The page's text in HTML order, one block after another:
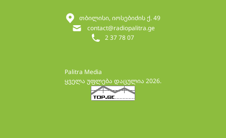
Palitra Media
ყველა უფლება დაცულია 2026.
2 37 78 07
contact@radiopalitra.ge
თბილისი, იოსებიძის ქ. 49